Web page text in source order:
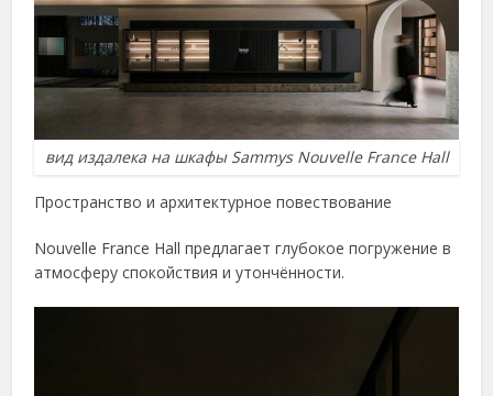
вид издалека на шкафы Sammys Nouvelle France Hall
Пространство и архитектурное повествование
Nouvelle France Hall предлагает глубокое погружение в
атмосферу спокойствия и утончённости.